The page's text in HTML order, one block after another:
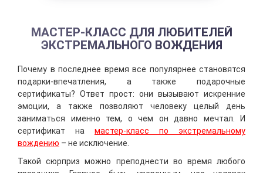
МАСТЕР-КЛАСС ДЛЯ ЛЮБИТЕЛЕЙ
ЭКСТРЕМАЛЬНОГО ВОЖДЕНИЯ
Почему в последнее время все популярнее становятся
подарки-впечатления, а также подарочные
сертификаты? Ответ прост: они вызывают искренние
эмоции, а также позволяют человеку целый день
заниматься именно тем, о чем он давно мечтал. И
сертификат на мастер-класс по экстремальному
вождению – не исключение.
Такой сюрприз можно преподнести во время любого